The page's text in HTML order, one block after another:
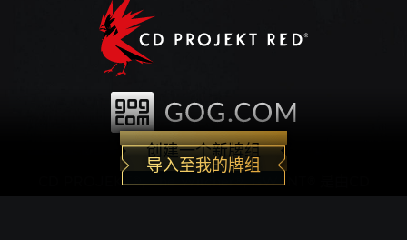
创建一个新牌组
导入至我的牌组
CD PROJEKT®, The Witcher®, GWENT® 是由CD